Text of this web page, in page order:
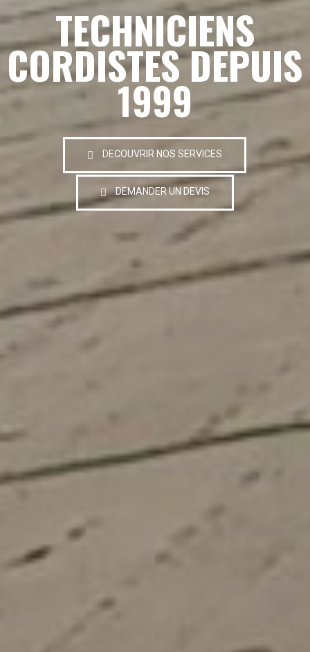
TECHNICIENS
CORDISTES DEPUIS
1999
DECOUVRIR NOS SERVICES
DEMANDER UN DEVIS